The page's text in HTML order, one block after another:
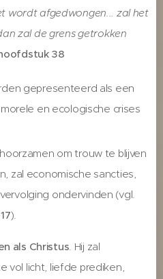
wordt afgedwongen... zal het
zal de grens getrokken
38
gepresenteerd als een
en ecologische crises
om trouw te blijven
zal economische sancties,
ondervinden (vgl.
).
als Christus. Hij zal
vol licht, liefde prediken,